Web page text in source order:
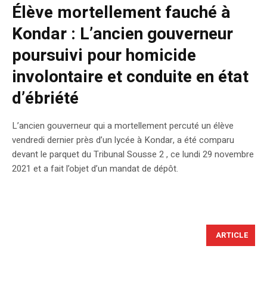
Élève mortellement fauché à
Kondar : L’ancien gouverneur
poursuivi pour homicide
involontaire et conduite en état
d’ébriété
L’ancien gouverneur qui a mortellement percuté un élève
vendredi dernier près d’un lycée à Kondar, a été comparu
devant le parquet du Tribunal Sousse 2 , ce lundi 29 novembre
2021 et a fait l’objet d’un mandat de dépôt.
ARTICLE